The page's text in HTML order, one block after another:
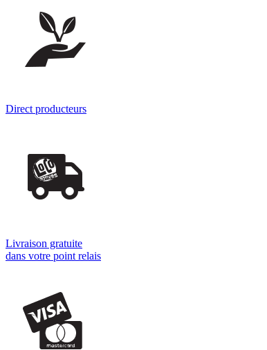
Direct producteurs
Livraison gratuite
dans votre point relais